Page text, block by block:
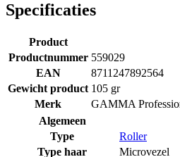
Specificaties
Product
Productnummer 559029
EAN
8711247892564
Gewicht product 105 gr
Merk
GAMMA
Algemeen
Type
Roller
Type haar
Microvezel